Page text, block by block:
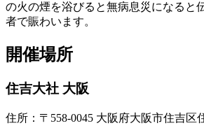
の火の煙を浴びると無病息災になると
者で賑わいます。
開催場所
住吉大社 大阪
住所：〒558-0045 大阪府大阪市住吉区